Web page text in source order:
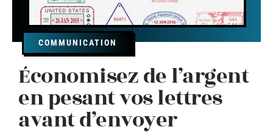
COMMUNICATION
Économisez de l’argent
en pesant vos lettres
avant d’envoyer